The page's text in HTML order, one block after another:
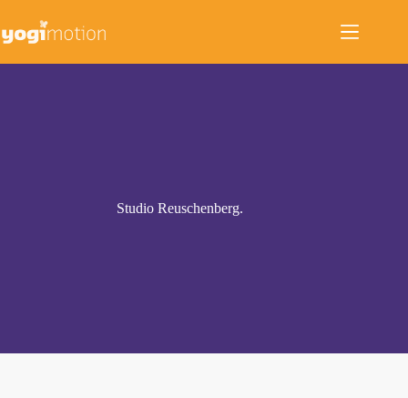
springen
Studio Reuschenberg.